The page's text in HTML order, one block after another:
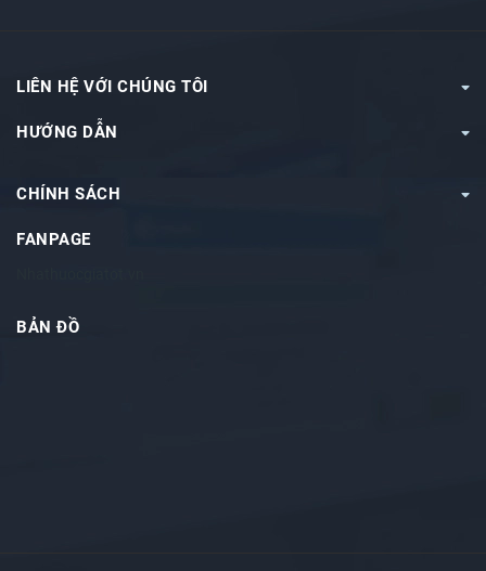
LIÊN HỆ VỚI CHÚNG TÔI
HƯỚNG DẪN
CHÍNH SÁCH
FANPAGE
BẢN ĐỒ